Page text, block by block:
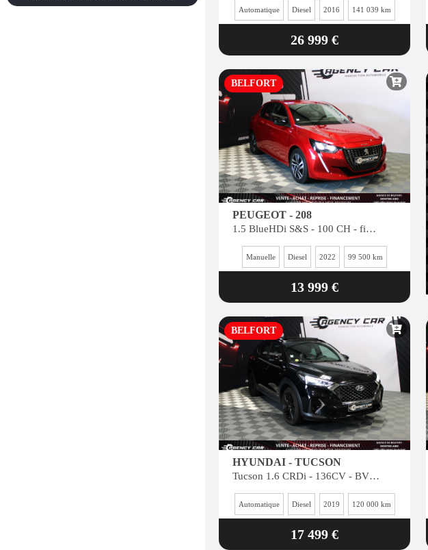
Automatique Diesel 2016 141 039 km
26 999 €
BELFORT
PEUGEOT - 208
1.5 BlueHDi S&S - 100 CH - finition Roadtrip - excellent état.
Manuelle Diesel 2022 99 500 km
13 999 €
BELFORT
HYUNDAI - TUCSON
Tucson 1.6 CRDi - 136CV - BV DCT-7 Finition N Line - Full Black
Automatique Diesel 2019 120 000 km
17 499 €